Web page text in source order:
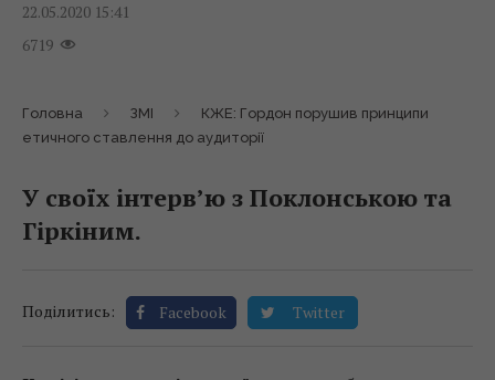
22.05.2020 15:41
6719
Головна ЗМІ
КЖЕ: Гордон порушив принципи
етичного ставлення до аудиторії
У своїх інтерв’ю з Поклонською та
Гіркіним.
Поділитись: Facebook Twitter